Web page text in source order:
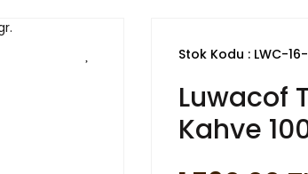
Stok Kodu : LWC-
Luwacof
Kahve